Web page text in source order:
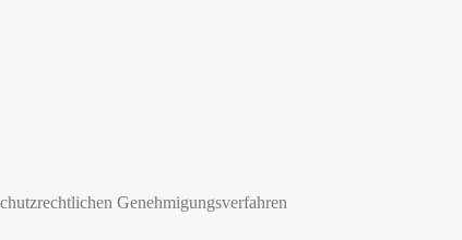
Genehmigungsverfahren